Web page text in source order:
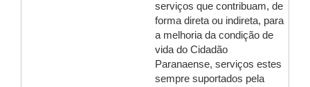
serviços que contribuam, de
forma direta ou indireta, para
a melhoria da condição de
vida do Cidadão
Paranaense, serviços estes
sempre suportados pela